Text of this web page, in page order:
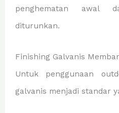
penghematan awal
diturunkan.
Finishing Galvanis
Untuk penggunaan
galvanis menjadi standar